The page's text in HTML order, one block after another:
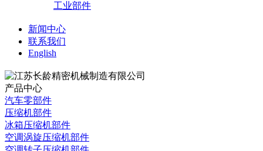
工业部件
新闻中心
联系我们
English
产品中心
汽车零部件
压缩机部件
冰箱压缩机部件
空调涡旋压缩机部件